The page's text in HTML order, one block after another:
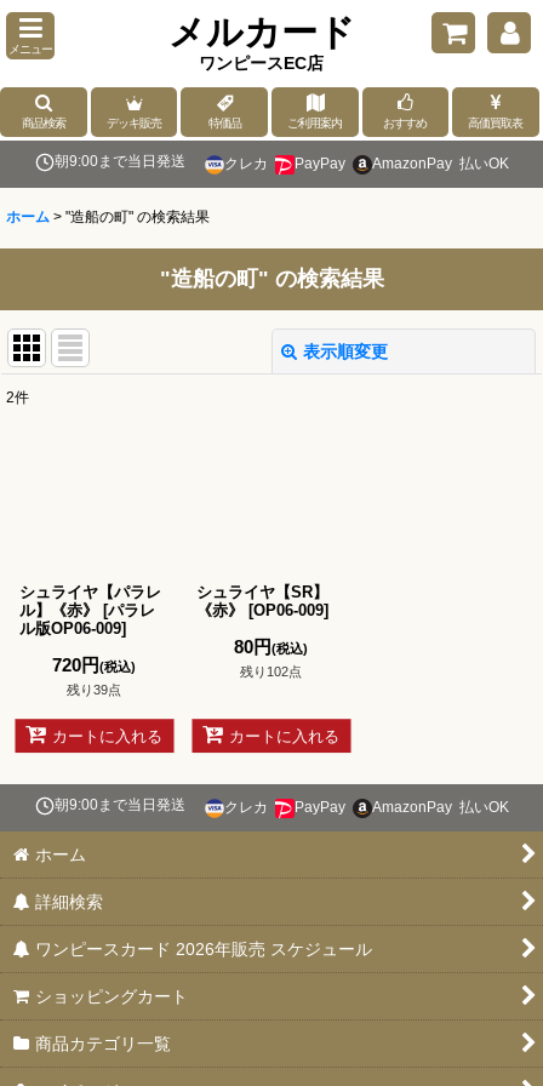
メニュー メルカード
ワンピースEC店
商品検索 デッキ販売 特価品 ご利用案内 おすすめ 高価買取表
朝9:00まで当日発送 クレカ PayPay AmazonPay 払いOK
ホーム > "造船の町" の検索結果
"造船の町" の検索結果
表示順変更
絞り込む
2件
シュライヤ【パラレ
ル】《赤》
[パラレ
ル版OP06-009]
720円(税込)
残り39点
カートに入れる
シュライヤ【SR】
《赤》
[OP06-009]
80円(税込)
残り102点
カートに入れる
朝9:00まで当日発送 クレカ PayPay AmazonPay 払いOK
ホーム
詳細検索
ワンピースカード 2026年販売 スケジュール
ショッピングカート
商品カテゴリ一覧